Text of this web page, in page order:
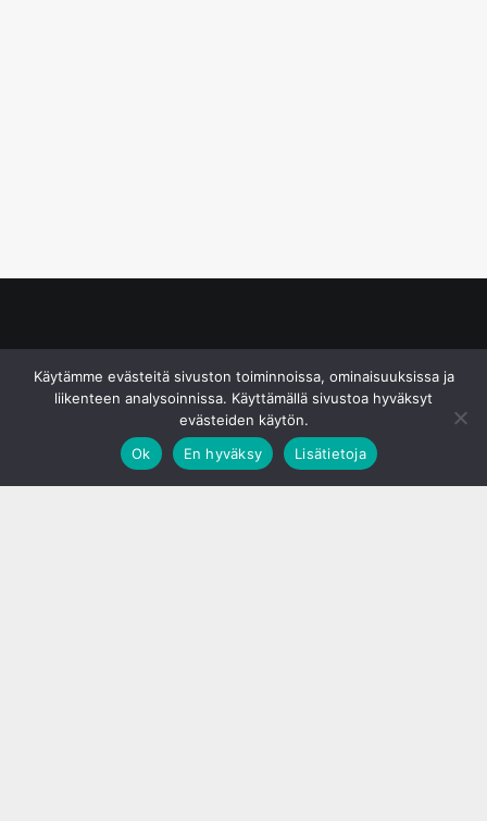
Käytämme evästeitä sivuston toiminnoissa, ominaisuuksissa ja
liikenteen analysoinnissa. Käyttämällä sivustoa hyväksyt
evästeiden käytön.
Ok
En hyväksy Lisätietoja